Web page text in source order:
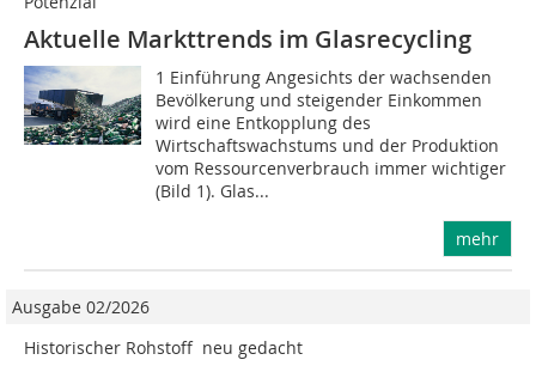
Aktuelle Markttrends im Glasrecycling
1 Einführung Angesichts der wachsenden
Bevölkerung und steigender Einkommen
wird eine Entkopplung des
Wirtschaftswachstums und der Produktion
vom Ressourcenverbrauch immer wichtiger
(Bild 1). Glas...
mehr
Ausgabe 02/2026
Historischer Rohstoff  neu gedacht